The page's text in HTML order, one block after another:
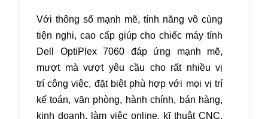
Với thông số mạnh mẽ, tính năng vô cùng
tiện nghi, cao cấp giúp cho chiếc máy tính
Dell OptiPlex 7060 đáp ứng mạnh mẽ,
mượt mà vượt yêu cầu cho rất nhiều vị
trí công việc, đặt biệt phù hợp với mọi vị trí
kế toán, văn phòng, hành chính, bán hàng,
kinh doanh, làm việc online, kĩ thuật CNC,